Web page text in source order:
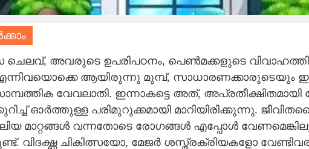
ചെലവ്,​ അവരുടെ ഉപരിപഠനം,​ പെൺമക്കളുടെ
ആയിരുന്നു മുമ്പ്,​ സാധാരണക്കാരുടെയും
വേവലാതി. ഇന്നാകട്ടെ അത്,​ അപ്രതീക്ഷിതമായി
ഓർത്തുള്ള പരിമുറുക്കമായി മാറിയിരിക്കുന്നു.
മാറ്റങ്ങൾ വന്നതോടെ രോഗങ്ങൾ എപ്പോൾ
വിദഗ്ദ്ധ ചികിത്സയോ,​ മേജർ ശസ്ത്രക്രിയകളോ